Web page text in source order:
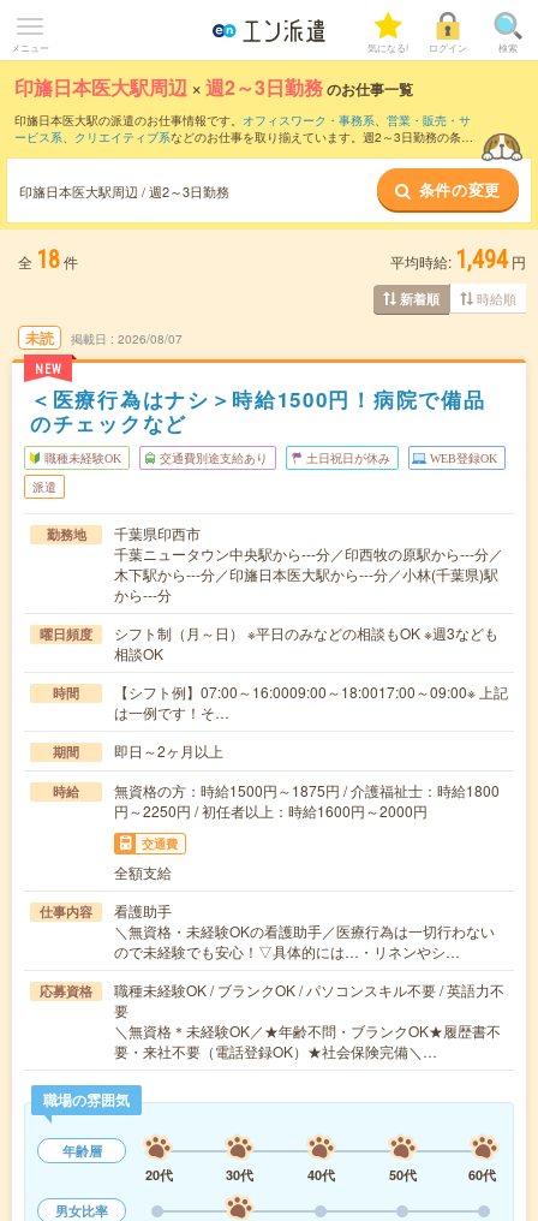
メニュー 気になる! ログイン 検索
印旛日本医大駅周辺 ×週2～3日勤務のお仕事一覧
印旛日本医大駅の派遣のお仕事情報です。 オフィスワーク・事務系、 営業・販売・サ
ービス系、 クリエイティブ系などのお仕事を取り揃えています。週2～3日勤務の条件
印旛日本医大駅周辺 / 週2～3日勤務 条件の変更
全 18件 平均時給: 1,494 円
新着順 時給順
未読
NEW
掲載日 2026/08/07
＜医療行為はナシ＞時給1500円！病院で備品
のチェックなど
職種未経験OK 交通費別途支給あり 土日祝日が休み WEB登録OK
派遣
勤務地
千葉県印西市
千葉ニュータウン中央駅から---分／印西牧の原駅から---分／
木下駅から---分／印旛日本医大駅から---分／小林(千葉県)駅
から---分
曜日頻度
シフト制（月～日） ※平日のみなどの相談もOK ※週3なども
相談OK
時間
【シフト例】07:00～16:0009:00～18:0017:00～09:00※ 上記
は一例です！そ…
期間 即日～2ヶ月以上
時給
無資格の方：時給1500円～1875円 / 介護福祉士：時給1800
円～2250円 / 初任者以上：時給1600円～2000円
交通費
全額支給
仕事内容
看護助手
＼無資格・未経験OKの看護助手／医療行為は一切行わない
ので未経験でも安心！▽具体的には…・リネンやシ…
応募資格
職種未経験OK / ブランクOK / パソコンスキル不要 / 英語力不
要
＼無資格＊未経験OK／★年齢不問・ブランクOK★履歴書不
要・来社不要（電話登録OK）★社会保険完備＼…
職場の雰囲気
年齢層
20代
30代 40代 50代
60代
男女比率